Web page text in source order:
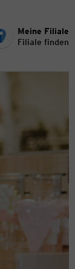
Meine Filiale
Filiale finden